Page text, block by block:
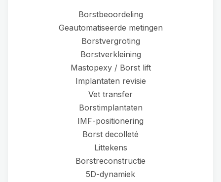
Borstbeoordeling
Geautomatiseerde metingen
Borstvergroting
Borstverkleining
Mastopexy / Borst lift
Implantaten revisie
Vet transfer
Borstimplantaten
IMF-positionering
Borst decolleté
Littekens
Borstreconstructie
5D-dynamiek